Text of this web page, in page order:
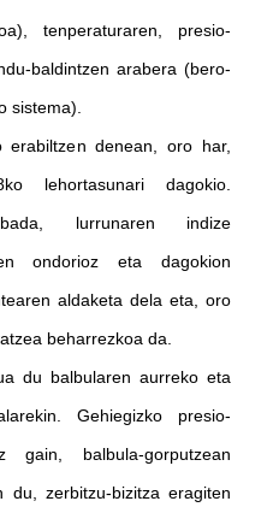
tenperaturaren, presio-
baldintzen arabera (bero-
sistema).
erabiltzen denean, oro har,
lehortasunari dagokio.
lurrunaren indize
ondorioz eta dagokion
aldaketa dela eta, oro
beharrezkoa da.
du balbularen aurreko eta
Gehiegizko presio-
gain, balbula-gorputzean
du, zerbitzu-bizitza eragiten